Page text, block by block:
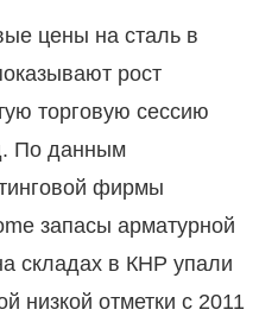
цены на сталь в
рост
торговую сессию
По данным
фирмы
запасы арматурной
складах в КНР упали
низкой отметки с 2011